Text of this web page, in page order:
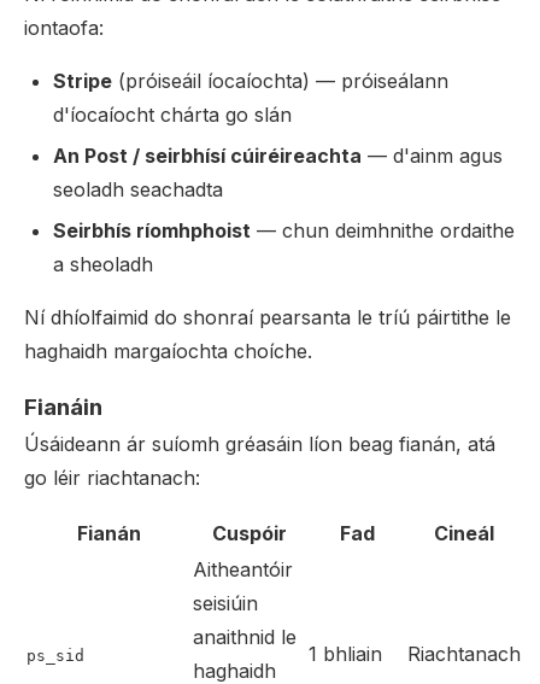
iontaofa:
Stripe (próiseáil íocaíochta) — próiseálann
d'íocaíocht chárta go slán
An Post / seirbhísí cúiréireachta — d'ainm agus
seoladh seachadta
Seirbhís ríomhphoist — chun deimhnithe ordaithe
a sheoladh
Ní dhíolfaimid do shonraí pearsanta le tríú páirtithe le
haghaidh margaíochta choíche.
Fianáin
Úsáideann ár suíomh gréasáin líon beag fianán, atá
go léir riachtanach:
Fianán Cuspóir Fad Cineál
ps_sid
Aitheantóir
seisiúin
anaithnid le
haghaidh
1 bhliain Riachtanach